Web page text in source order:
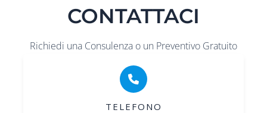
CONTATTACI
Richiedi una Consulenza o un Preventivo Gratuito
TELEFONO